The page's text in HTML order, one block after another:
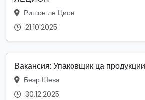
Ришон ле Цион
21.10.2025
Вакансия: Упаковщик ца продукции
Беэр Шева
30.12.2025